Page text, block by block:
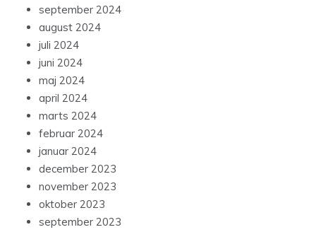
september 2024
august 2024
juli 2024
juni 2024
maj 2024
april 2024
marts 2024
februar 2024
januar 2024
december 2023
november 2023
oktober 2023
september 2023